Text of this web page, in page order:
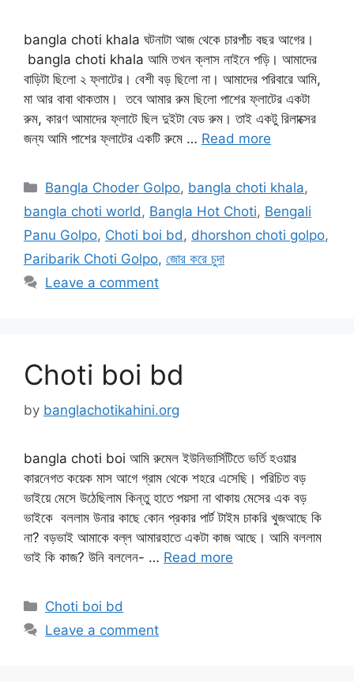
bangla choti khala ঘটনাটা আজ থেকে চারপাঁচ বছর আগের।
bangla choti khala আমি তখন ক্লাস নাইনে পড়ি। আমাদের
বাড়িটা ছিলো ২ ফ্লাটের। বেশী বড় ছিলো না। আমাদের পরিবারে আমি,
মা আর বাবা থাকতাম। তবে আমার রুম ছিলো পাশের ফ্লাটের একটা
রুম, কারণ আমাদের ফ্লাটে ছিল দুইটা বেড রুম। তাই একটু রিলাক্সের
জন্য আমি পাশের ফ্লাটের একটি রুমে … Read more
Categories
Bangla Choder Golpo, bangla choti khala,
bangla choti world, Bangla Hot Choti, Bengali
Panu Golpo, Choti boi bd, dhorshon choti golpo,
Paribarik Choti Golpo, জোর করে চুদা
Leave a comment
Choti boi bd
by banglachotikahini.org
bangla choti boi আমি রুমেল ইউনিভার্সিটিতে ভর্তি হওয়ার
কারনেগত কয়েক মাস আগে গ্রাম থেকে শহরে এসেছি। পরিচিত বড়
ভাইয়ে মেসে উঠেছিলাম কিন্তু হাতে পয়সা না থাকায় মেসের এক বড়
ভাইকে বললাম উনার কাছে কোন প্রকার পার্ট টাইম চাকরি খুজআছে কি
না? বড়ভাই আমাকে বল্ল আমারহাতে একটা কাজ আছে। আমি বললাম
ভাই কি কাজ? উনি বললেন- … Read more
Categories
Choti boi bd
Leave a comment